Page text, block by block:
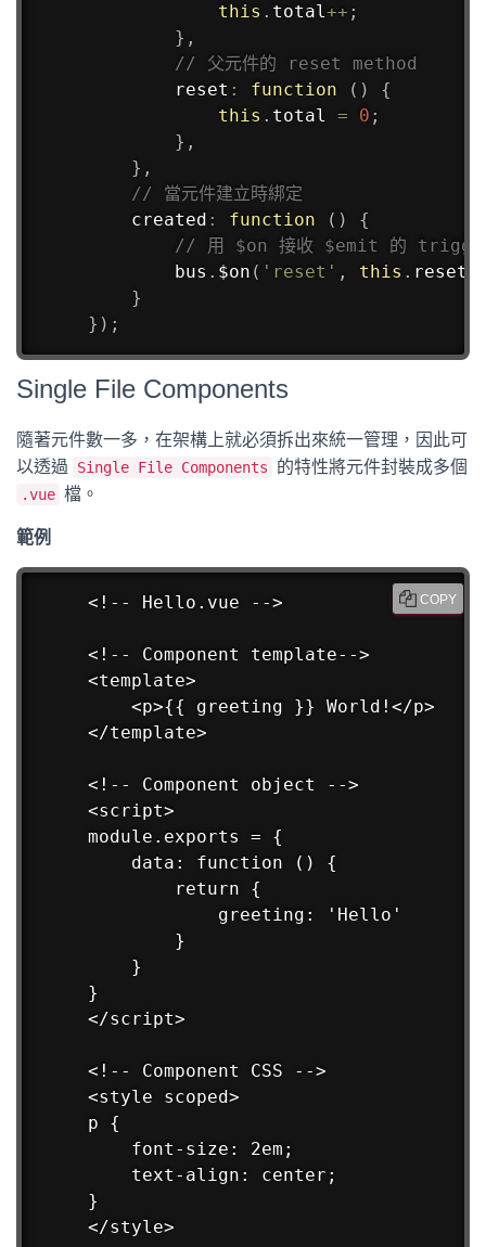
this . total++ ;
} ,
// 父元件的 reset method
reset : function ( )
{
this . total = 0 ;
} ,
} ,
// 當元件建立時綁定
created : function ( )
{
// 用 $on 接收 $emit 的
        bus
. $on ( 'reset' , this . reset
}
} ) ;
Single File Components
隨著元件數一多，在架構上就必須拆出來統一管理，因此可
以透過
Single File Components 的特性將元件封裝成多個
.vue 檔。
範例
<!-- Hello.vue -->
<!-- Component template-->
<template>
    <p>{{ greeting }} World!</p>
</template>
<!-- Component object -->
<script>
module.exports = {
    data: function () {
        return {
            greeting: 'Hello'
        }
    }
}
</script>
<!-- Component CSS -->
<style scoped>
p {
    font-size: 2em;
    text-align: center;
}
</style>
COPY